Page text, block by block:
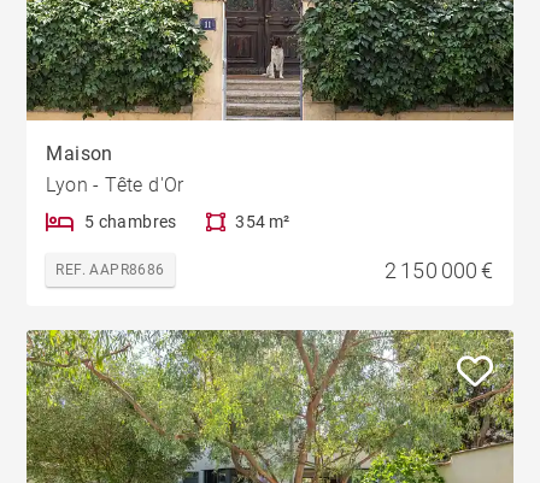
Maison
Lyon - Tête d'Or
5 chambres 354 m²
REF. AAPR8686 2 150 000 €